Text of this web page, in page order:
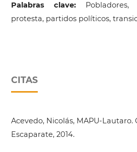
Palabras clave:Pobladores,
protesta, partidos políticos,
CITAS
Acevedo, Nicolás, MAPU-Lautaro.
Escaparate, 2014.